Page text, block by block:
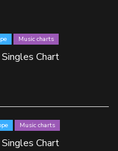
Music charts
Chart
Music charts
Chart